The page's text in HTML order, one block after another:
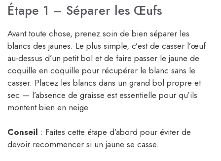
Étape 1 – Séparer les Œufs
Avant toute chose, prenez soin de bien séparer les
blancs des jaunes. Le plus simple, c’est de casser l’œuf
au-dessus d’un petit bol et de faire passer le jaune de
coquille en coquille pour récupérer le blanc sans le
casser. Placez les blancs dans un grand bol propre et
sec — l’absence de graisse est essentielle pour qu’ils
montent bien en neige.
Conseil : Faites cette étape d’abord pour éviter de
devoir recommencer si un jaune se casse.